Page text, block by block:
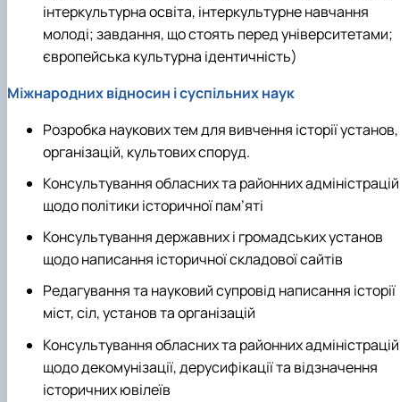
інтеркультурна освіта, інтеркультурне навчання
молоді; завдання, що стоять перед університетами;
європейська культурна ідентичність)
Міжнародних відносин і суспільних наук
Розробка наукових тем для вивчення історії установ,
організацій, культових споруд.
Консультування обласних та районних адміністрацій
щодо політики історичної пам’яті
Консультування державних і громадських установ
щодо написання історичної складової сайтів
Редагування та науковий супровід написання історії
міст, сіл, установ та організацій
Консультування обласних та районних адміністрацій
щодо декомунізації, дерусифікації та відзначення
історичних ювілеїв